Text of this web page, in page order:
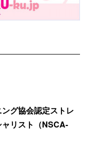
グ協会認定ストレ
リスト（NSCA-